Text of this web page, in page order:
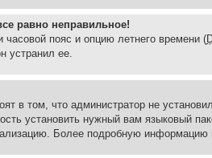
равно неправильное!
пояс и опцию летнего времени (
устранил ее.
в том, что администратор не
установить нужный вам языковый
Более подробную